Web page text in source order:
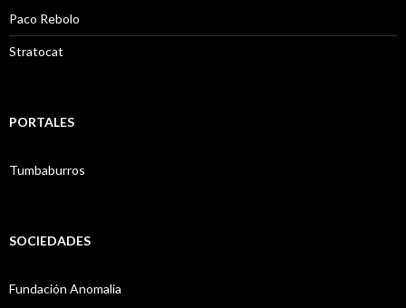
Paco Rebolo
Stratocat
PORTALES
Tumbaburros
SOCIEDADES
Fundación Anomalia